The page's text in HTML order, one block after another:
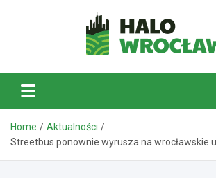
Home
Aktualności
Streetbus ponownie wyrusza na wrocławskie